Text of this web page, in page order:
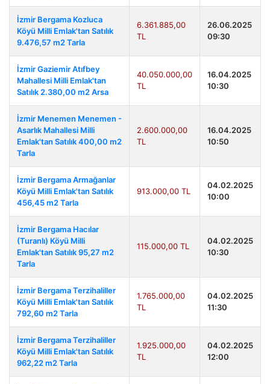
İzmir Bergama Kozluca
Köyü Milli Emlak'tan Satılık
9.476,57 m2 Tarla
6.361.885,00
TL
26.06.2025
09:30
İzmir Gaziemir Atıfbey
Mahallesi Milli Emlak'tan
Satılık 2.380,00 m2 Arsa
40.050.000,00
TL
16.04.2025
10:30
İzmir Menemen Menemen -
Asarlık Mahallesi Milli
Emlak'tan Satılık 400,00 m2
Tarla
2.600.000,00
TL
16.04.2025
10:50
İzmir Bergama Armağanlar
Köyü Milli Emlak'tan Satılık
456,45 m2 Tarla
913.000,00 TL
04.02.2025
10:00
İzmir Bergama Hacılar
(Turanlı) Köyü Milli
Emlak'tan Satılık 95,27 m2
Tarla
115.000,00 TL
04.02.2025
10:30
İzmir Bergama Terzihaliller
Köyü Milli Emlak'tan Satılık
792,60 m2 Tarla
1.765.000,00
TL
04.02.2025
11:30
İzmir Bergama Terzihaliller
Köyü Milli Emlak'tan Satılık
962,22 m2 Tarla
1.925.000,00
TL
04.02.2025
12:00